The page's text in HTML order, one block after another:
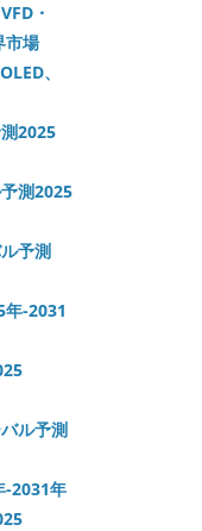
・
市場
、
2025
測2025
予測
年-2031
ル予測
-2031年